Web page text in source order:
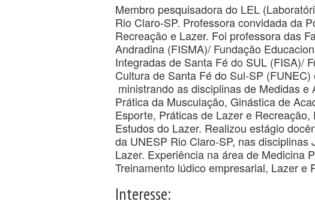
Membro pesquisadora do LEL
Rio Claro-SP. Professora convidada da
Recreação e Lazer. Foi professora das
Andradina (FISMA)/ Fundação
Integradas de Santa Fé do SUL (FISA)/
Cultura de Santa Fé do Sul-SP
ministrando as disciplinas de Medidas
Prática da Musculação, Ginástica de
Esporte, Práticas de Lazer e
Estudos do Lazer. Realizou estágio
da UNESP Rio Claro-SP, nas
Lazer. Experiência na área de Medicina
Treinamento lúdico empresarial, Lazer e
Interesse: